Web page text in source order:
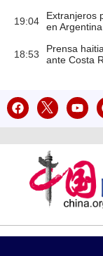
19:04
Extranjeros
en Argentina
18:53
Prensa
ante Costa